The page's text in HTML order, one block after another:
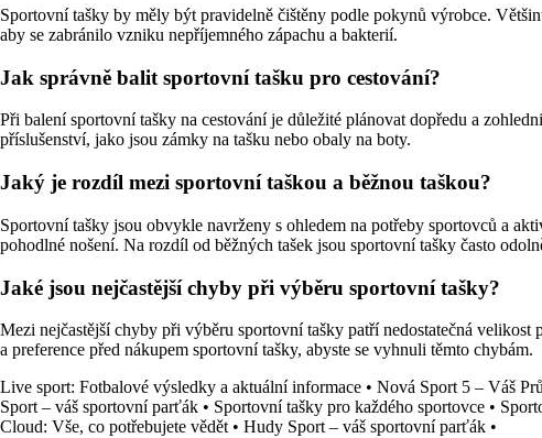
Sportovní tašky by měly být pravidelně čištěny podle pokynů výrobce.
aby se zabránilo vzniku nepříjemného zápachu a bakterií.
Jak správně balit sportovní tašku pro cestování?
Při balení sportovní tašky na cestování je důležité plánovat dopředu a
příslušenství, jako jsou zámky na tašku nebo obaly na boty.
Jaký je rozdíl mezi sportovní taškou a běžnou taškou?
Sportovní tašky jsou obvykle navrženy s ohledem na potřeby sportovců a
pohodlné nošení. Na rozdíl od běžných tašek jsou sportovní tašky často
Jaké jsou nejčastější chyby při výběru sportovní tašky?
Mezi nejčastější chyby při výběru sportovní tašky patří nedostatečná
a preference před nákupem sportovní tašky, abyste se vyhnuli těmto chybám.
Live sport: Fotbalové výsledky a aktuální informace • Nová Sport 5 – Váš
Sport – váš sportovní parťák • Sportovní tašky pro každého sportovce •
Cloud: Vše, co potřebujete vědět • Hudy Sport – váš sportovní parťák •